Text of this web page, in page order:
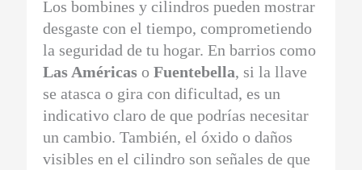
Los bombines y cilindros pueden mostrar
desgaste con el tiempo, comprometiendo
la seguridad de tu hogar. En barrios como
Las Américas oFuentebella, si la llave
se atasca o gira con dificultad, es un
indicativo claro de que podrías necesitar
un cambio. También, el óxido o daños
visibles en el cilindro son señales de que